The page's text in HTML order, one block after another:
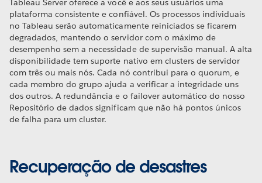
Tableau Server oferece a você e aos seus usuários uma
plataforma consistente e confiável. Os processos individuais
no Tableau serão automaticamente reiniciados se ficarem
degradados, mantendo o servidor com o máximo de
desempenho sem a necessidade de supervisão manual. A alta
disponibilidade tem suporte nativo em clusters de servidor
com três ou mais nós. Cada nó contribui para o quorum, e
cada membro do grupo ajuda a verificar a integridade uns
dos outros. A redundância e o failover automático do nosso
Repositório de dados significam que não há pontos únicos
de falha para um cluster.
Recuperação de desastres